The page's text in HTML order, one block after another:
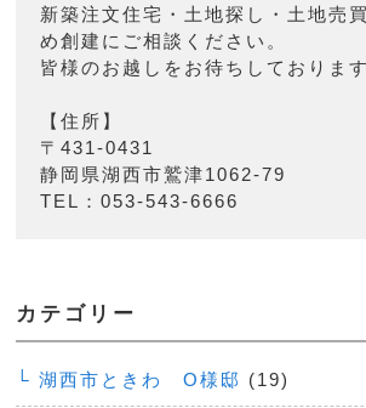
新築注文住宅・土地探し・土地売
め創建にご相談ください。
皆様のお越しをお待ちしております
【住所】
〒431-0431
静岡県湖西市鷲津1062-79
TEL：053-543-6666
カテゴリー
└ 湖西市ときわ O様邸 (19)